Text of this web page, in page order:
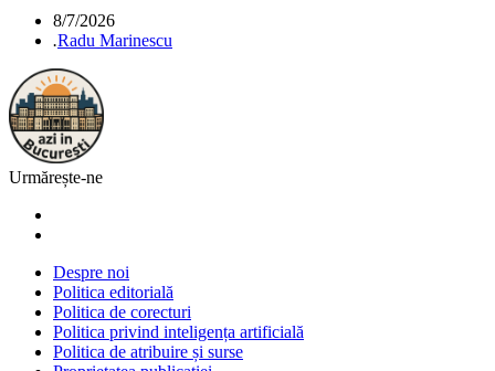
8/7/2026
.Radu Marinescu
Urmărește-ne
Despre noi
Politica editorială
Politica de corecturi
Politica privind inteligența artificială
Politica de atribuire și surse